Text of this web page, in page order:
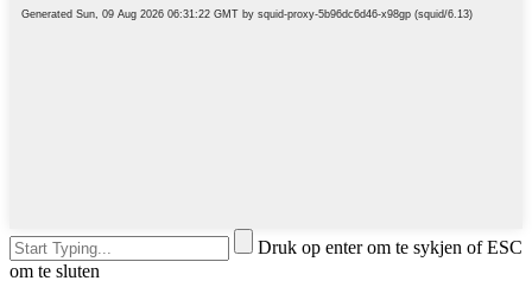
Druk op enter om te sykjen of ESC
om te sluten